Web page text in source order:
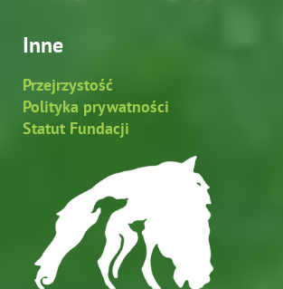
Inne
Przejrzystość
Polityka prywatności
Statut Fundacji